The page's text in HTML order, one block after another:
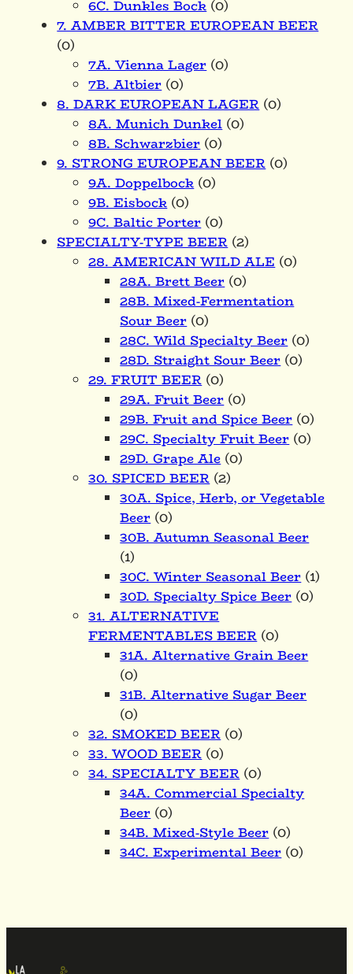
6C. Dunkles Bock(0)
7. AMBER BITTER EUROPEAN BEER
(0)
7A. Vienna Lager(0)
7B. Altbier(0)
8. DARK EUROPEAN LAGER(0)
8A. Munich Dunkel(0)
8B. Schwarzbier(0)
9. STRONG EUROPEAN BEER(0)
9A. Doppelbock(0)
9B. Eisbock(0)
9C. Baltic Porter(0)
SPECIALTY-TYPE BEER(2)
28. AMERICAN WILD ALE(0)
28A. Brett Beer(0)
28B. Mixed-Fermentation
Sour Beer(0)
28C. Wild Specialty Beer(0)
28D. Straight Sour Beer(0)
29. FRUIT BEER(0)
29A. Fruit Beer(0)
29B. Fruit and Spice Beer(0)
29C. Specialty Fruit Beer(0)
29D. Grape Ale(0)
30. SPICED BEER(2)
30A. Spice, Herb, or Vegetable
Beer(0)
30B. Autumn Seasonal Beer
(1)
30C. Winter Seasonal Beer(1)
30D. Specialty Spice Beer(0)
31. ALTERNATIVE
FERMENTABLES BEER(0)
31A. Alternative Grain Beer
(0)
31B. Alternative Sugar Beer
(0)
32. SMOKED BEER(0)
33. WOOD BEER(0)
34. SPECIALTY BEER(0)
34A. Commercial Specialty
Beer(0)
34B. Mixed-Style Beer(0)
34C. Experimental Beer(0)